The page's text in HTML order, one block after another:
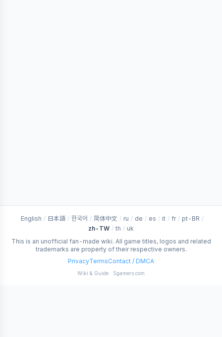
English / 日本語 / 한국어 / 简体中文 / ru / de / es / it / fr / pt-BR /
zh-TW / th / uk
This is an unofficial fan-made wiki. All game titles, logos and related
trademarks are property of their respective owners.
PrivacyTermsContact / DMCA
Wiki & Guide · 5gamers.com